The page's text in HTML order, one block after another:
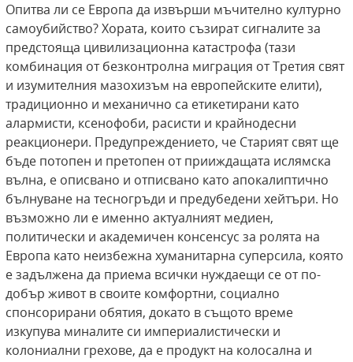
Oпитва ли се Европа да извърши мъчително културно
самоубийство? Хората, които съзират сигналите за
предстояща цивилизационна катастрофа (тази
комбинация от безконтролна миграция от Третия свят
и изумителния мазохизъм на европейските елити),
традиционно и механично са етикетирани като
алармисти, ксенофоби, расисти и крайнодесни
реакционери. Предупреждението, че Старият свят ще
бъде потопен и претопен от прииждащата ислямска
вълна, е описвано и отписвано като апокалиптично
бълнуване на тесногръди и предубедени хейтъри. Но
възможно ли е именно актуалният медиен,
политически и академичен консенсус за ролята на
Европа като неизбежна хуманитарна суперсила, която
е задължена да приема всички нуждаещи се от по-
добър живот в своите комфортни, социално
спонсорирани обятия, докато в същото време
изкупува миналите си империалистически и
колониални грехове, да е продукт на колосална и